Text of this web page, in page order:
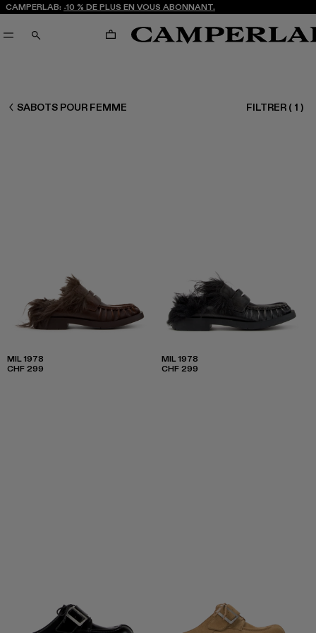
CAMPERLAB: -10 % DE PLUS EN VOUS ABONNANT.
RECHERCHE PANIER
FEMME CHAUSSURES
SABOTS POUR FEMME FILTRER ( 1 )
MIL 1978
CHF 299
MIL 1978
CHF 299